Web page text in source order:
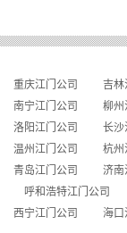
重庆江门公司 吉林
南宁江门公司 柳州
洛阳江门公司 长沙
温州江门公司 杭州
青岛江门公司 济南
呼和浩特江门公司
西宁江门公司 海口